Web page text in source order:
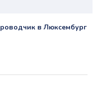
в Люксембург